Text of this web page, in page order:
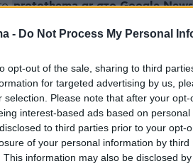
- Do Not Process My Personal
opt-out of the sale, sharing to third
for targeted advertising by us,
selection. Please note that after your
interest-based ads based on
to third parties prior to your opt-
of your personal information by third
This information may also be disclosed
protothema.gr στο Google News
στοProtothema.gr